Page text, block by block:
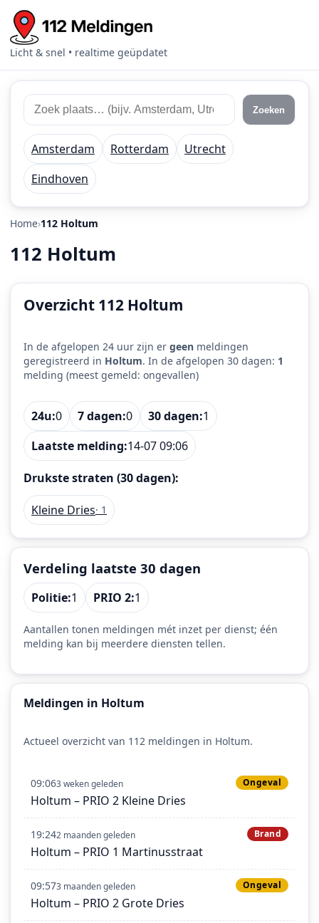
Licht & snel • realtime geüpdatet
Zoek
112
meldingen
Zoek
plaats
of
regio
Zoeken
Amsterdam Rotterdam
Utrecht
Eindhoven
Home 112 Holtum
112 Holtum
Overzicht 112 Holtum
In de afgelopen 24 uur zijn er geen meldingen
geregistreerd in Holtum. In de afgelopen 30 dagen: 1
melding (meest gemeld: ongevallen)
24u:0 7 dagen:0 30 dagen:1
Laatste melding:14-07 09:06
Drukste straten (30 dagen):
Kleine Dries· 1
Verdeling laatste 30 dagen
Politie:1 PRIO 2:1
Aantallen tonen meldingen mét inzet per dienst; één
melding kan bij meerdere diensten tellen.
Meldingen in Holtum
Actueel overzicht van 112 meldingen in Holtum.
09:063 weken geleden Ongeval
Holtum – PRIO 2 Kleine Dries
19:242 maanden geleden Brand
Holtum – PRIO 1 Martinusstraat
09:573 maanden geleden Ongeval
Holtum – PRIO 2 Grote Dries